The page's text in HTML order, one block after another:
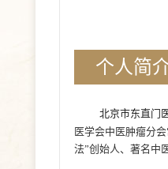
个人简
北京市东直门
医学会中医肿瘤分
法”创始人、著名中